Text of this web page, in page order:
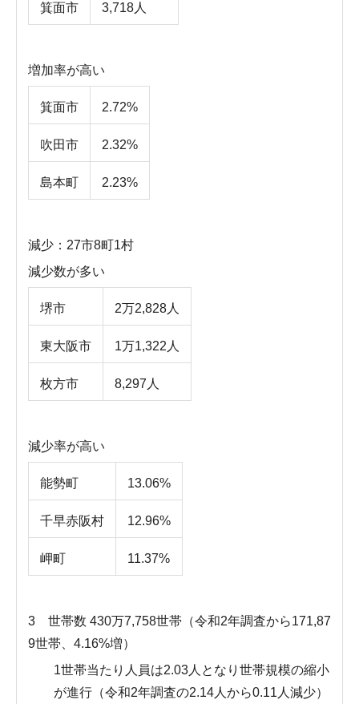
箕面市 3,718人
増加率が高い
箕面市 2.72%
吹田市 2.32%
島本町 2.23%
減少：27市8町1村
減少数が多い
堺市 2万2,828人
東大阪市 1万1,322人
枚方市 8,297人
減少率が高い
能勢町 13.06%
千早赤阪村 12.96%
岬町 11.37%
3 世帯数 430万7,758世帯（令和2年調査から171,87
9世帯、4.16%増）
1世帯当たり人員は2.03人となり世帯規模の縮小
が進行（令和2年調査の2.14人から0.11人減少）